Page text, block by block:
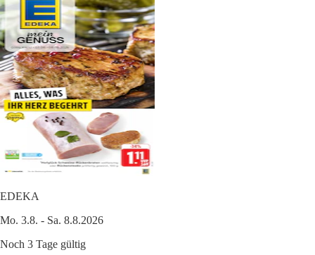
EDEKA
Mo. 3.8. - Sa. 8.8.2026
Noch 3 Tage gültig